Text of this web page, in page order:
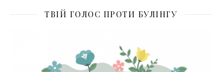
ТВІЙ ГОЛОС ПРОТИ БУЛІНГУ